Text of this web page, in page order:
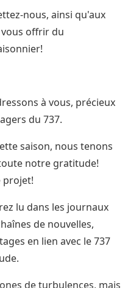
nous, ainsi qu'aux
offrir du
à vous, précieux
du 737.
saison, nous tenons
notre gratitude!
projet!
lu dans les journaux
de nouvelles,
en lien avec le 737
de turbulences, mais